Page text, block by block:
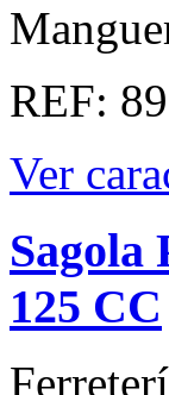
REF:
Ver
Sagola
125 CC